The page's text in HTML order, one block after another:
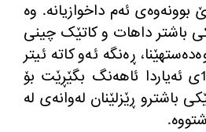
ئەم داخوازیانە. وە
باشتر داهات و کاتێک چینی
ڕەنگە ئەو کاتە ئیتر
ی ئەیاردا ئاهەنگ بگێڕێت بۆ
باشترو ڕێزلێنان لەوانەی لە
.